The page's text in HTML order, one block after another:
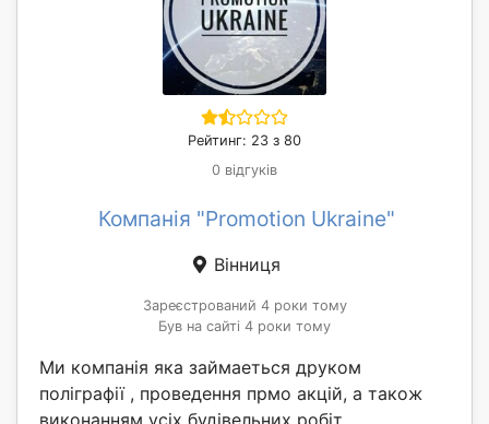
Рейтинг: 23 з 80
0 відгуків
Компанія "Promotion Ukraine"
Вінниця
Зареєстрований 4 роки тому
Був на сайті 4 роки тому
Ми компанія яка займаеться друком
поліграфії , проведення прмо акцій, а також
виконанням усіх будівельних робіт ...